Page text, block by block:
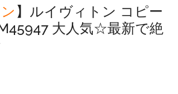
】ルイヴィトン コピー
大人気☆最新で絶